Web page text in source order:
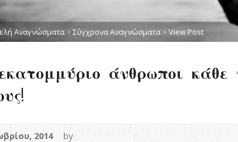
Αναγνώσματα > Σύγχρονα Αναγνώσματα > View Post
άνθρωποι κάθε
2014 by